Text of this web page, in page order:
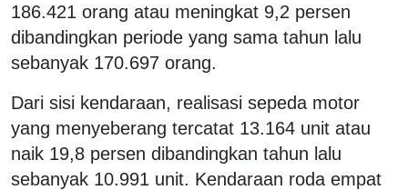
186.421 orang atau meningkat 9,2 persen
dibandingkan periode yang sama tahun lalu
sebanyak 170.697 orang.
Dari sisi kendaraan, realisasi sepeda motor
yang menyeberang tercatat 13.164 unit atau
naik 19,8 persen dibandingkan tahun lalu
sebanyak 10.991 unit. Kendaraan roda empat